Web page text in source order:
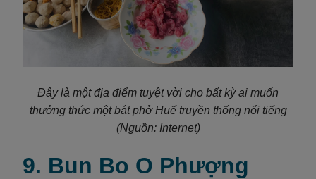
Đây là một địa điểm tuyệt vời cho bất kỳ ai muốn
thưởng thức một bát phở Huế truyền thống nổi tiếng
(Nguồn: Internet)
9. Bun Bo O Phượng